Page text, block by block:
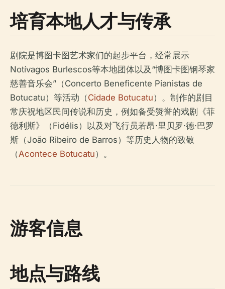
培育本地人才与传承
剧院是博图卡图艺术家们的起步平台，经常展示
Notívagos Burlescos等本地团体以及“博图卡图钢琴家
慈善音乐会”（Concerto Beneficente Pianistas de
Botucatu）等活动（Cidade Botucatu）。制作的剧目
常庆祝地区民间传说和历史，例如备受赞誉的戏剧《菲
德利斯》（Fidélis）以及对飞行员若昂·里贝罗·德·巴罗
斯（João Ribeiro de Barros）等历史人物的致敬
（Acontece Botucatu）。
游客信息
地点与路线